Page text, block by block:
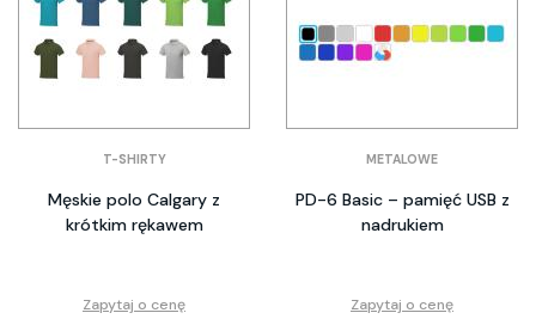
T-SHIRTY
Męskie polo Calgary z
krótkim rękawem
Zapytaj o cenę
METALOWE
PD-6 Basic – pamięć USB z
nadrukiem
Zapytaj o cenę